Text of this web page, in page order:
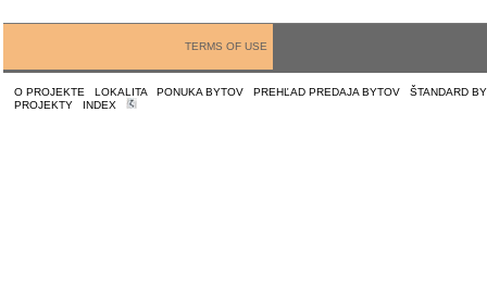
TERMS OF USE
O PROJEKTE LOKALITA PONUKA BYTOV PREHĽAD PREDAJA BYTOV
ŠTANDARD
PROJEKTY
INDEX